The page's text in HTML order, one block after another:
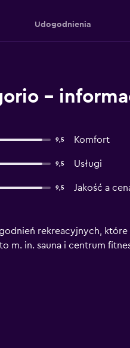
Udogodnienia
–
9,5 Komfort
9,5 Usługi
9,5 Jakość a
rekreacyjnych,
m. in. sauna i centrum